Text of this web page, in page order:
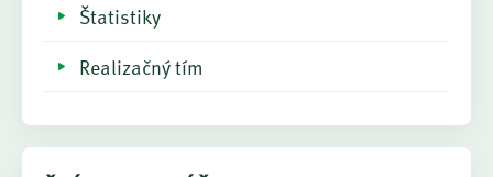
Štatistiky
Realizačný tím